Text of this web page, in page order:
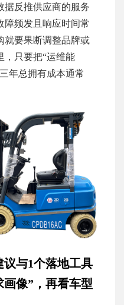
据反推供应商的服务
障频发且响应时间常
就要果断调整品牌或
，只要把“运维能
年总拥有成本通常
议与1个落地工具
像”，再看车型